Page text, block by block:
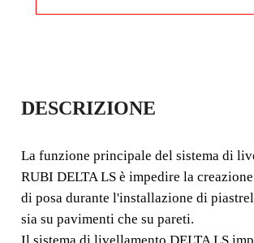
KIT DELTA
LEVELLING
SYSTEM
La funzione principale del sistema di
DELTA LS è impedire la creazione die
durante l'installazione di piastrelle in
DESCRIZIONE
La funzione principale del sistema di
RUBI DELTA LS è impedire la
di posa durante l'installazione di
sia su pavimenti che su pareti.